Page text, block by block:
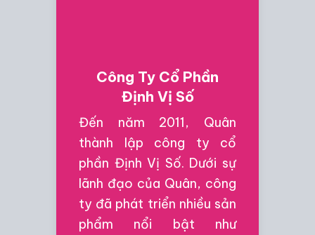
Công Ty Cổ Phần
Định Vị Số
Đến năm 2011, Quân
thành lập công ty cổ
phần Định Vị Số. Dưới sự
lãnh đạo của Quân, công
ty đã phát triển nhiều sản
phẩm nổi bật như